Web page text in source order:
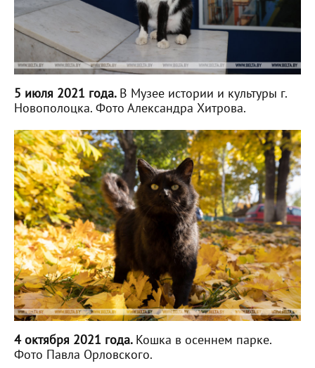
5 июля 2021 года. В Музее истории и культуры г.
Новополоцка. Фото Александра Хитрова.
4 октября 2021 года. Кошка в осеннем парке.
Фото Павла Орловского.